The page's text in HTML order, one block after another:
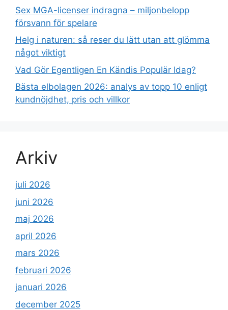
Sex MGA-licenser indragna – miljonbelopp
försvann för spelare
Helg i naturen: så reser du lätt utan att glömma
något viktigt
Vad Gör Egentligen En Kändis Populär Idag?
Bästa elbolagen 2026: analys av topp 10 enligt
kundnöjdhet, pris och villkor
Arkiv
juli 2026
juni 2026
maj 2026
april 2026
mars 2026
februari 2026
januari 2026
december 2025